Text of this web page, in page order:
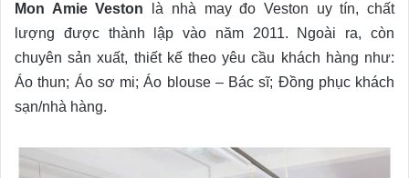
Mon Amie Veston là nhà may đo Veston uy tín, chất
lượng được thành lập vào năm 2011. Ngoài ra, còn
chuyên sản xuất, thiết kế theo yêu cầu khách hàng như:
Áo thun; Áo sơ mi; Áo blouse – Bác sĩ; Đồng phục khách
sạn/nhà hàng.